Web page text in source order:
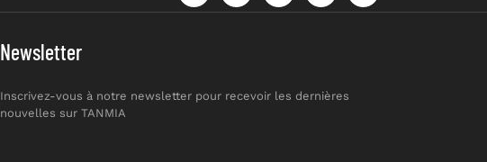
Newsletter
Inscrivez-vous à notre newsletter pour recevoir les dernières
nouvelles sur TANMIA